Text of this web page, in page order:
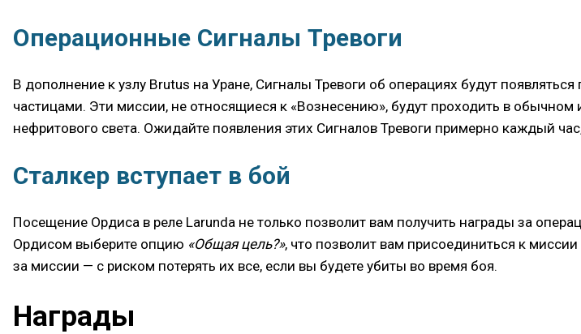
Операционные Сигналы Тревоги
В дополнение к узлу Brutus на Уране, Сигналы Тревоги об операциях будут
частицами. Эти миссии, не относящиеся к «Вознесению», будут проходить в
нефритового света. Ожидайте появления этих Сигналов Тревоги примерно каждый
Сталкер вступает в бой
Посещение Ордиса в реле Larunda не только позволит вам получить награды за
Ордисом выберите опцию «Общая цель?», что позволит вам присоединиться к
за миссии — с риском потерять их все, если вы будете убиты во время боя.
Награды